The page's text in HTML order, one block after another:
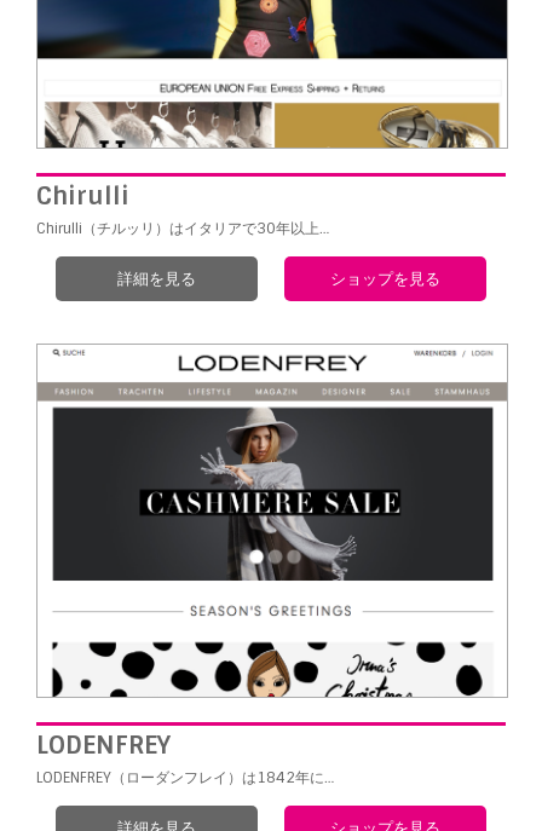
Chirulli
Chirulli（チルッリ）はイタリアで30年以上…
詳細を見る ショップを見る
LODENFREY
LODENFREY（ローダンフレイ）は1842年に…